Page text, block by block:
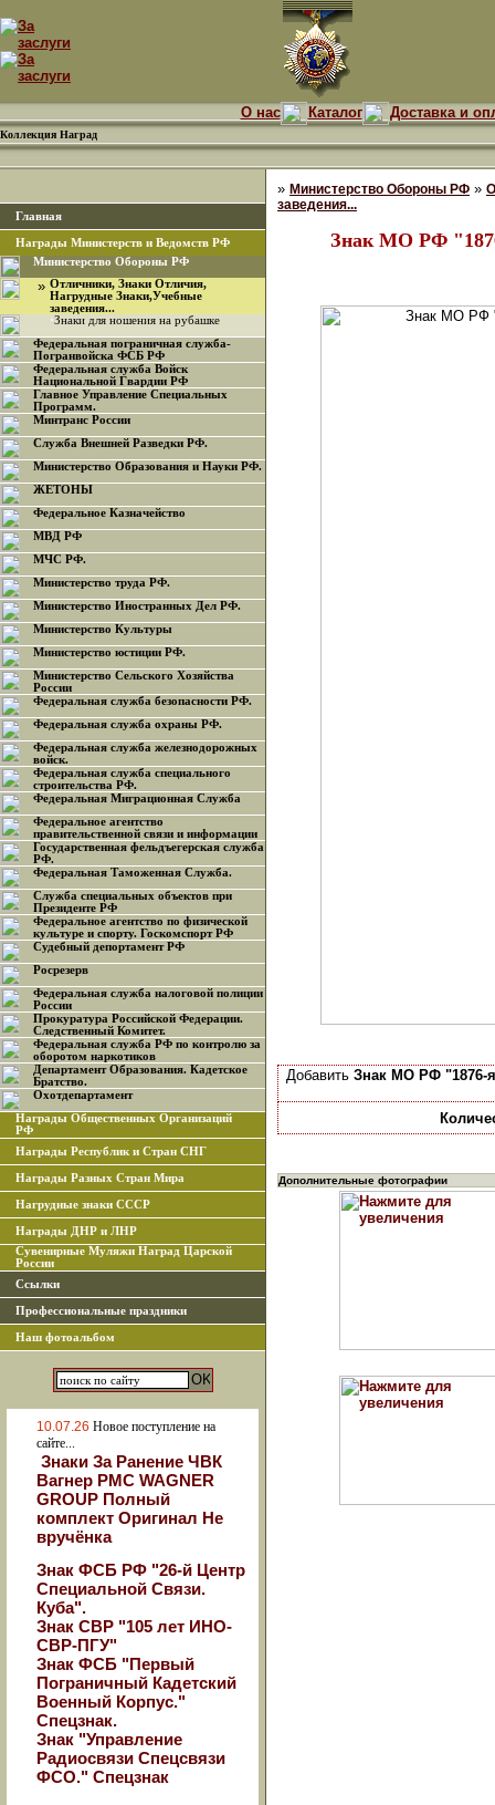
Коллекция Наград
О нас Каталог Доставка и
Главная
Награды Министерств и Ведомств РФ
Министерство Обороны РФ
» Отличники, Знаки Отличия,
Нагрудные Знаки,Учебные
заведения...
·Знаки для ношения на рубашке
Федеральная пограничная служба-
Погранвойска ФСБ РФ
Федеральная служба Войск
Национальной Гвардии РФ
Главное Управление Специальных
Программ.
Минтранс России
Служба Внешней Разведки РФ.
Министерство Образования и Науки РФ.
ЖЕТОНЫ
Федеральное Казначейство
МВД РФ
МЧС РФ.
Министерство труда РФ.
Министерство Иностранных Дел РФ.
Министерство Культуры
Министерство юстиции РФ.
Министерство Сельского Хозяйства
России
Федеральная служба безопасности РФ.
Федеральная служба охраны РФ.
Федеральная служба железнодорожных
войск.
Федеральная служба специального
строительства РФ.
Федеральная Миграционная Служба
Федеральное агентство
правительственной связи и информации
Государственная фельдъегерская служба
РФ.
Федеральная Таможенная Служба.
Служба специальных объектов при
Президенте РФ
Федеральное агентство по физической
культуре и спорту. Госкомспорт РФ
Судебный депортамент РФ
Росрезерв
Федеральная служба налоговой полиции
России
Прокуратура Российской Федерации.
Следственный Комитет.
Федеральная служба РФ по контролю за
оборотом наркотиков
Департамент Образования. Кадетское
Братство.
Охотдепартамент
Награды Общественных Организаций
РФ
Награды Республик и Стран СНГ
Награды Разных Стран Мира
Нагрудные знаки СССР
Награды ДНР и ЛНР
Сувенирные Муляжи Наград Царской
России
Ссылки
Профессиональные праздники
Наш фотоальбом
10.07.26 Новое поступление на
сайте...
Знаки За Ранение ЧВК
Вагнер РМС WAGNER
GROUP Полный
комплект Оригинал Не
вручёнка
Знак ФСБ РФ "26-й Центр
Специальной Связи.
Куба".
Знак СВР "105 лет ИНО-
СВР-ПГУ"
Знак ФСБ "Первый
Пограничный Кадетский
Военный Корпус."
Спецзнак.
Знак "Управление
Радиосвязи Спецсвязи
ФСО." Спецзнак
» Министерство Обороны РФ »
заведения...
Знак МО РФ
Добавить Знак МО РФ "1876-
Дополнительные фотографии